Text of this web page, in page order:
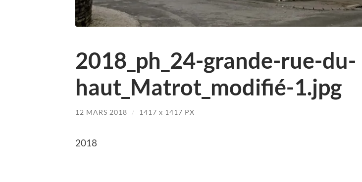
2018_ph_24-grande-rue-du-
haut_Matrot_modifié-1.jpg
12 MARS 2018 / 1417 x 1417 PX
2018